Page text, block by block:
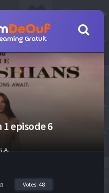
1 episode 6
Votes: 48